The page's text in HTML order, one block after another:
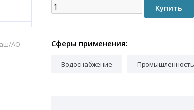
АО Сферы применения:
Водоснабжение Промышленность